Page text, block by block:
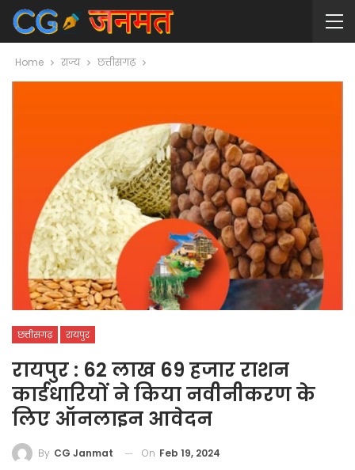
Home राज्य छत्तीसगढ़
छत्तीसगढ़ रायपुर
रायपुर : 62 लाख 69 हजार राशन
कार्डधारियों ने किया नवीनीकरण के
लिए ऑनलाइन आवेदन
By CG Janmat On Feb 19, 2024